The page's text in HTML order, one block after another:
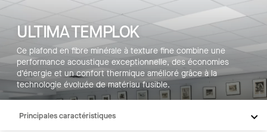
ULTIMA TEMPLOK
Ce plafond en fibre minérale à texture fine combine une
performance acoustique exceptionnelle, des économies
d’énergie et un confort thermique amélioré grâce à la
technologie évoluée de matériau fusible.
Principales caractéristiques